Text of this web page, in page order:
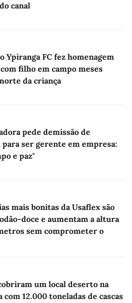
canal
Ypiranga FC fez homenagem
filho em campo meses
da criança
pede demissão de
ser gerente em empresa:
e paz"
mais bonitas da Usaflex são
doce e aumentam a altura
sem comprometer o
um local deserto na
com 12.000 toneladas de cascas